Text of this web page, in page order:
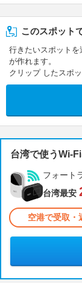
このスポット
行きたいスポットを
が作れます。
クリップ したスポ
台湾で使うWi-
フォート
台湾最安
空港で受取・